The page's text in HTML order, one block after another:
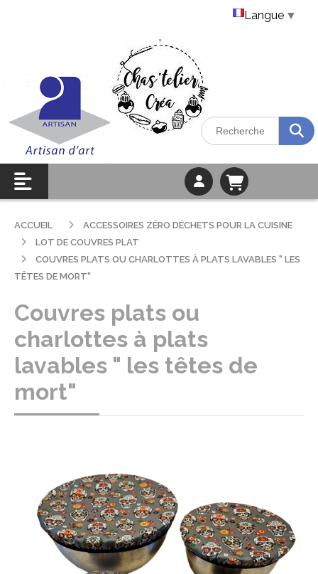
ACCUEIL
ACCESSOIRES ZÉRO DÉCHETS POUR LA CUISINE
LOT DE COUVRES PLAT
COUVRES PLATS OU CHARLOTTES À PLATS LAVABLES " LES
TÊTES DE MORT"
Couvres plats ou
charlottes à plats
lavables " les têtes de
mort"
Langue ▼